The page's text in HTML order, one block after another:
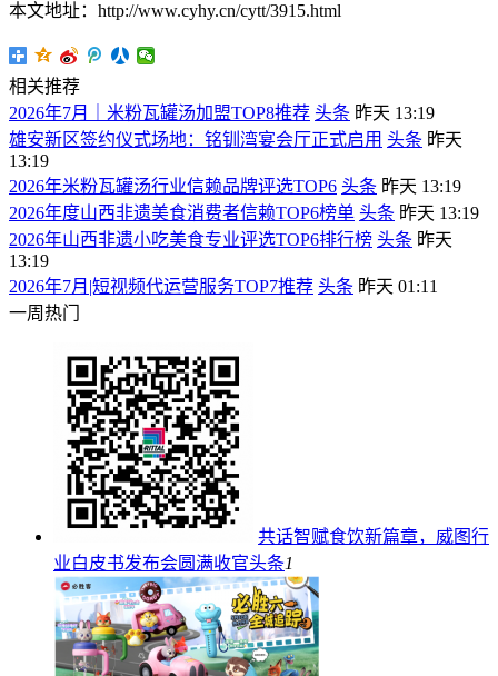
本文地址：http://www.cyhy.cn/cytt/3915.html
相关推荐
2026年7月｜米粉瓦罐汤加盟TOP8推荐 头条 昨天 13:19
雄安新区签约仪式场地：铭钏湾宴会厅正式启用 头条 昨天
13:19
2026年米粉瓦罐汤行业信赖品牌评选TOP6 头条 昨天 13:19
2026年度山西非遗美食消费者信赖TOP6榜单 头条 昨天 13:19
2026年山西非遗小吃美食专业评选TOP6排行榜 头条 昨天
13:19
2026年7月|短视频代运营服务TOP7推荐 头条 昨天 01:11
一周热门
共话智赋食饮新篇章，威图行
业白皮书发布会圆满收官头条1